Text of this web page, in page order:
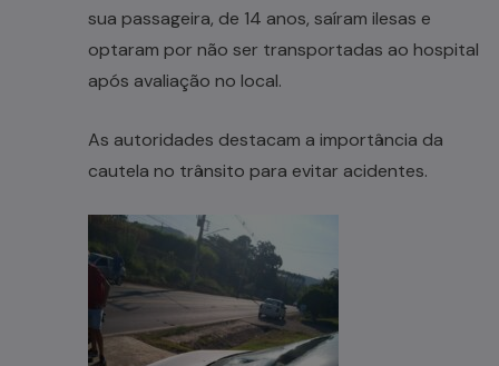
sua passageira, de 14 anos, saíram ilesas e
optaram por não ser transportadas ao hospital
após avaliação no local.
As autoridades destacam a importância da
cautela no trânsito para evitar acidentes.